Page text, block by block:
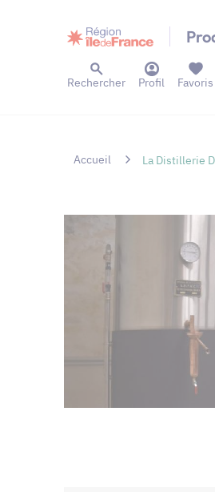
Rechercher Profil Favoris
Accueil La Distillerie